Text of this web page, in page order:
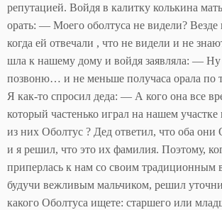
репутацией. Войдя в калитку колькина
орать: — Моего оболтуса не видели?
когда ей отвечали , что не видели и не
шла к нашему дому и войдя заявляла: — Ну
позвоню… и не меньше получаса орала по
Я как-то спросил деда: — А кого она все
который частенько играл на нашем участке
из них Оболтус ? Дед ответил, что оба они
и я решил, что это их фамилия. Поэтому,
приперлась к нам со своим традиционным
будучи вежливым мальчиком, решил
какого Оболтуса ищете: старшего или